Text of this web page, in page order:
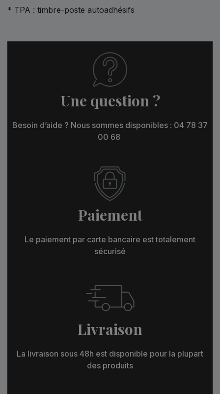
* TPA : timbre-poste autoadhésifs
Une question ?
Besoin d’aide ? Nous sommes disponibles : 04 78 37
00 68
Paiement
Le paiement par carte bancaire est totalement
sécurisé
Livraison
La livraison sous 48h est disponible pour la plupart
des produits